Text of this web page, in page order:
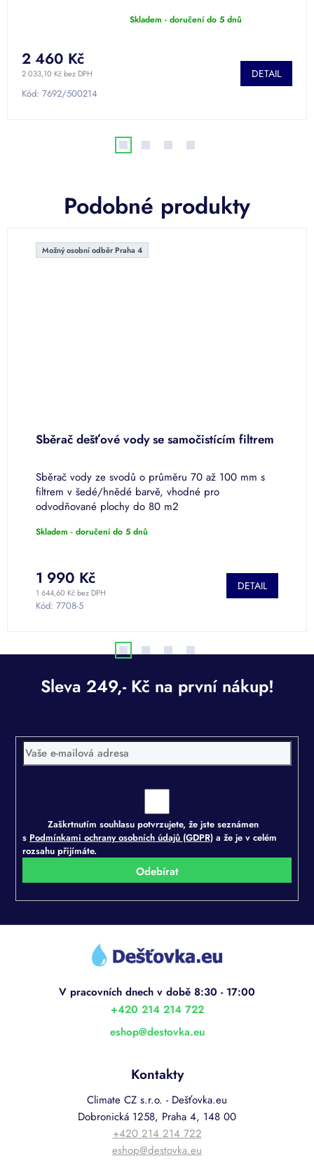
je
5,0
z
5
Skladem - doručení do 5 dnů
2 033,10 Kč bez DPH
2 460 Kč
DETAIL
Kód: 7692/500214
Podobné produkty
Možný osobní odběr Praha 4
Sběrač dešťové vody se samočistícím filtrem
Sběrač vody ze svodů o průměru 70 až 100 mm s
filtrem v šedé/hnědé barvě, vhodné pro
odvodňované plochy do 80 m2
Skladem - doručení do 5 dnů
1 644,60 Kč bez DPH
1 990 Kč DETAIL
Kód: 7708-5
Zaškrtnutím souhlasu potvrzujete, že jste seznámen
s Podmínkami ochrany osobních údajů (GDPR)a že je v celém
rozsahu přijímáte.
Přihlásit
se
Z
eshop@destovka.eu
+420 214 214 722
Kontakty
Climate CZ s.r.o. - Dešťovka.eu
Dobronická 1258, Praha 4, 148 00
+420 214 214 722
eshop@destovka.eu